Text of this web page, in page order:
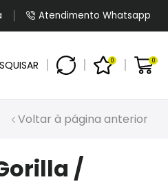
Por PIX Ou Boleto.
Atendimento Whatsapp
0 0
Voltar à página anterior
/